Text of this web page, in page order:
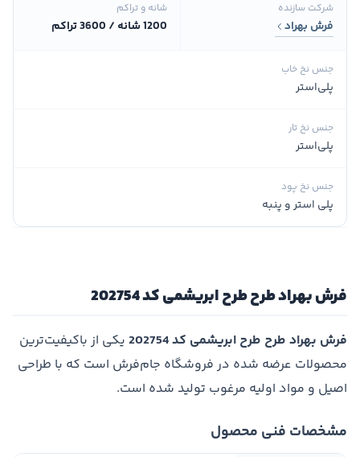
شرکت سازنده
فرش بهراد
شانه و تراکم
1200 شانه / 3600 تراکم
جنس نخ خاب
پلی‌استر
جنس نخ تار
پلی‌استر
جنس نخ پود
پلی استر و پنبه
فرش بهراد طرح طرح ابریشمی کد 202754
فرش بهراد طرح طرح ابریشمی کد 202754
یکی از باکیفیت‌ترین
محصولات عرضه شده در فروشگاه جام‌فرش است که با طراحی
اصیل و مواد اولیه مرغوب تولید شده است.
مشخصات فنی محصول